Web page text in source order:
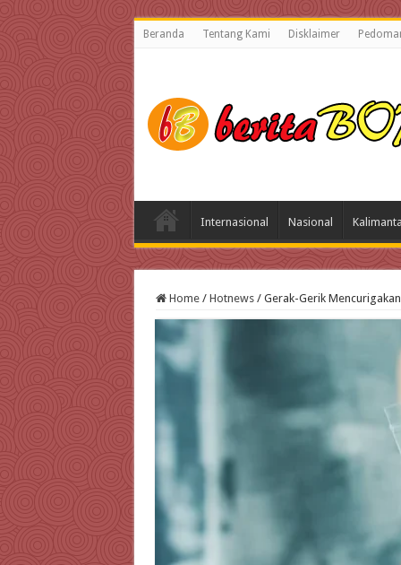
Beranda Tentang Kami Disklaimer
Internasional Nasional
Home / Hotnews / Gerak-Gerik